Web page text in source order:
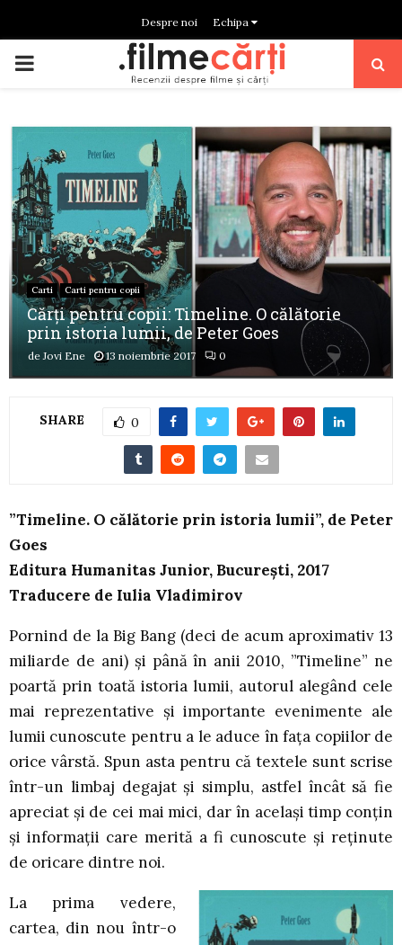
Despre noi Echipa
PRIMARY
Carti Carti pentru copii
Cărți pentru copii: Timeline. O călătorie
prin istoria lumii, de Peter Goes
de Jovi Ene 13 noiembrie 2017 0
SHARE 0
”Timeline. O călătorie prin istoria lumii”, de Peter
Goes
Editura Humanitas Junior, București, 2017
Traducere de Iulia Vladimirov
Pornind de la Big Bang (deci de acum aproximativ 13
miliarde de ani) și până în anii 2010, ”Timeline” ne
poartă prin toată istoria lumii, autorul alegând cele
mai reprezentative și importante evenimente ale
lumii cunoscute pentru a le aduce în fața copiilor de
orice vârstă. Spun asta pentru că textele sunt scrise
într-un limbaj degajat și simplu, astfel încât să fie
apreciat și de cei mai mici, dar în același timp conțin
și informații care merită a fi cunoscute și reținute
de oricare dintre noi.
La prima vedere,
cartea, din nou într-o